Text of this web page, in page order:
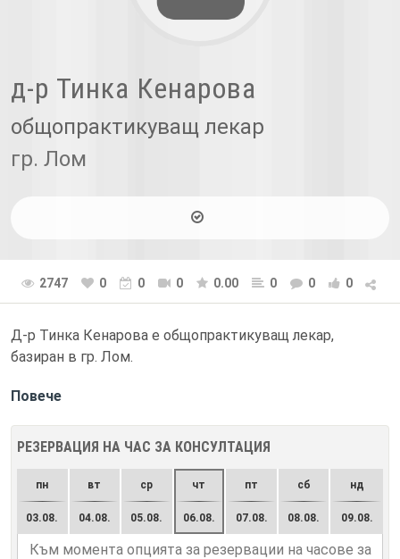
д-р Тинка Кенарова
общопрактикуващ лекар
гр. Лом
2747 0 0 0 0.00 0 0 0
Д-р Тинка Кенарова е общопрактикуващ лекар,
базиран в гр. Лом.
Повече
РЕЗЕРВАЦИЯ НА ЧАС ЗА КОНСУЛТАЦИЯ
пн
03.08.
вт
04.08.
ср
05.08.
чт
06.08.
пт
07.08.
сб
08.08.
нд
09.08.
Към момента опцията за резервации на часове за